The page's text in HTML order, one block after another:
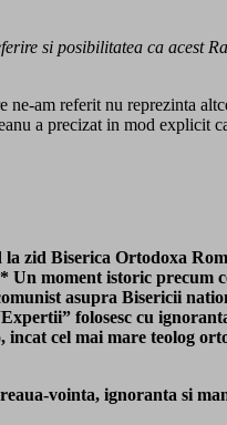
si posibilitatea ca acest
am referit nu reprezinta
a precizat in mod explicit
zid Biserica Ortodoxa
moment istoric precum
asupra Bisericii
folosesc cu
cel mai mare teolog
vointa, ignoranta si